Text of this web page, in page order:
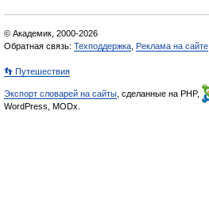
© Академик, 2000-2026
Обратная связь: Техподдержка Реклама на сайте
👣 Путешествия
Экспорт словарей на сайты , сделанные на PHP,
WordPress, MODx.